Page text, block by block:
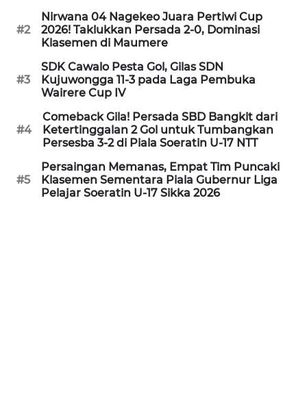
#2
Nirwana 04 Nagekeo Juara Pertiwi Cup
2026! Taklukkan Persada 2-0, Dominasi
Klasemen di Maumere
#3
SDK Cawalo Pesta Gol, Gilas SDN
Kujuwongga 11-3 pada Laga Pembuka
Wairere Cup IV
#4
Comeback Gila! Persada SBD Bangkit dari
Ketertinggalan 2 Gol untuk Tumbangkan
Persesba 3-2 di Piala Soeratin U-17 NTT
#5
Persaingan Memanas, Empat Tim Puncaki
Klasemen Sementara Piala Gubernur Liga
Pelajar Soeratin U-17 Sikka 2026
WN
SUBANG
WN
SUKABUMI
WN
PURWAKARTA
WN
PRIANGAN